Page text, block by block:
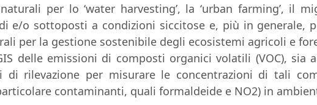
naturali per lo ‘water harvesting’, la ‘urban farming’, il
e/o sottoposti a condizioni siccitose e, più in generale,
per la gestione sostenibile degli ecosistemi agricoli e
delle emissioni di composti organici volatili (VOC), sia
di rilevazione per misurare le concentrazioni di tali
contaminanti, quali formaldeide e NO2) in